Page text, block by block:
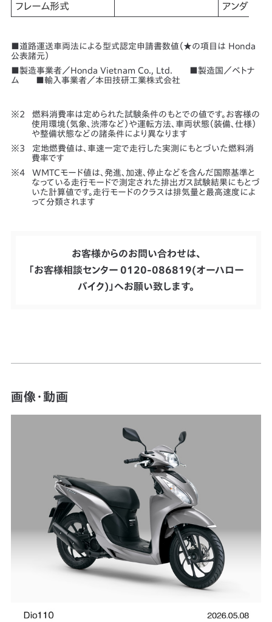
フレーム形式 アンダーボ
■道路運送車両法による型式認定申請書数値（★の項目は Honda
公表諸元）
■製造事業者／Honda Vietnam Co., Ltd. ■製造国／ベトナ
ム ■輸入事業者／本田技研工業株式会社
燃料消費率は定められた試験条件のもとでの値です。お客様の
使用環境（気象、渋滞など）や運転方法、車両状態（装備、仕様）
や整備状態などの諸条件により異なります
定地燃費値は、車速一定で走行した実測にもとづいた燃料消
費率です
WMTCモード値は、発進、加速、停止などを含んだ国際基準と
なっている走行モードで測定された排出ガス試験結果にもとづ
いた計算値です。走行モードのクラスは排気量と最高速度によ
って分類されます
お客様からのお問い合わせは、
「お客様相談センター 0120-086819(オーハロー
バイク)」へお願い致します。
画像・動画